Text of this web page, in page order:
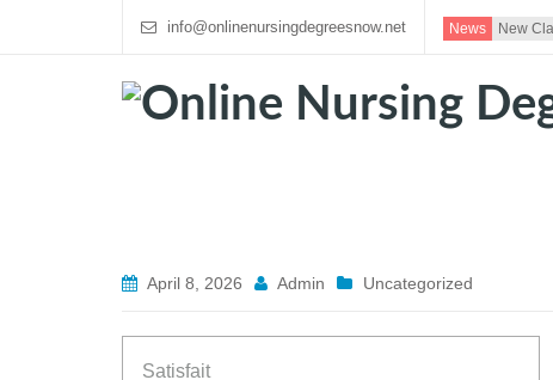
info@onlinenursingdegreesnow.net News New
April 8, 2026 Admin Uncategorized
Satisfait